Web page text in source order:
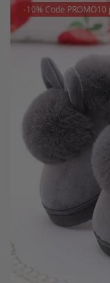
-10% Code